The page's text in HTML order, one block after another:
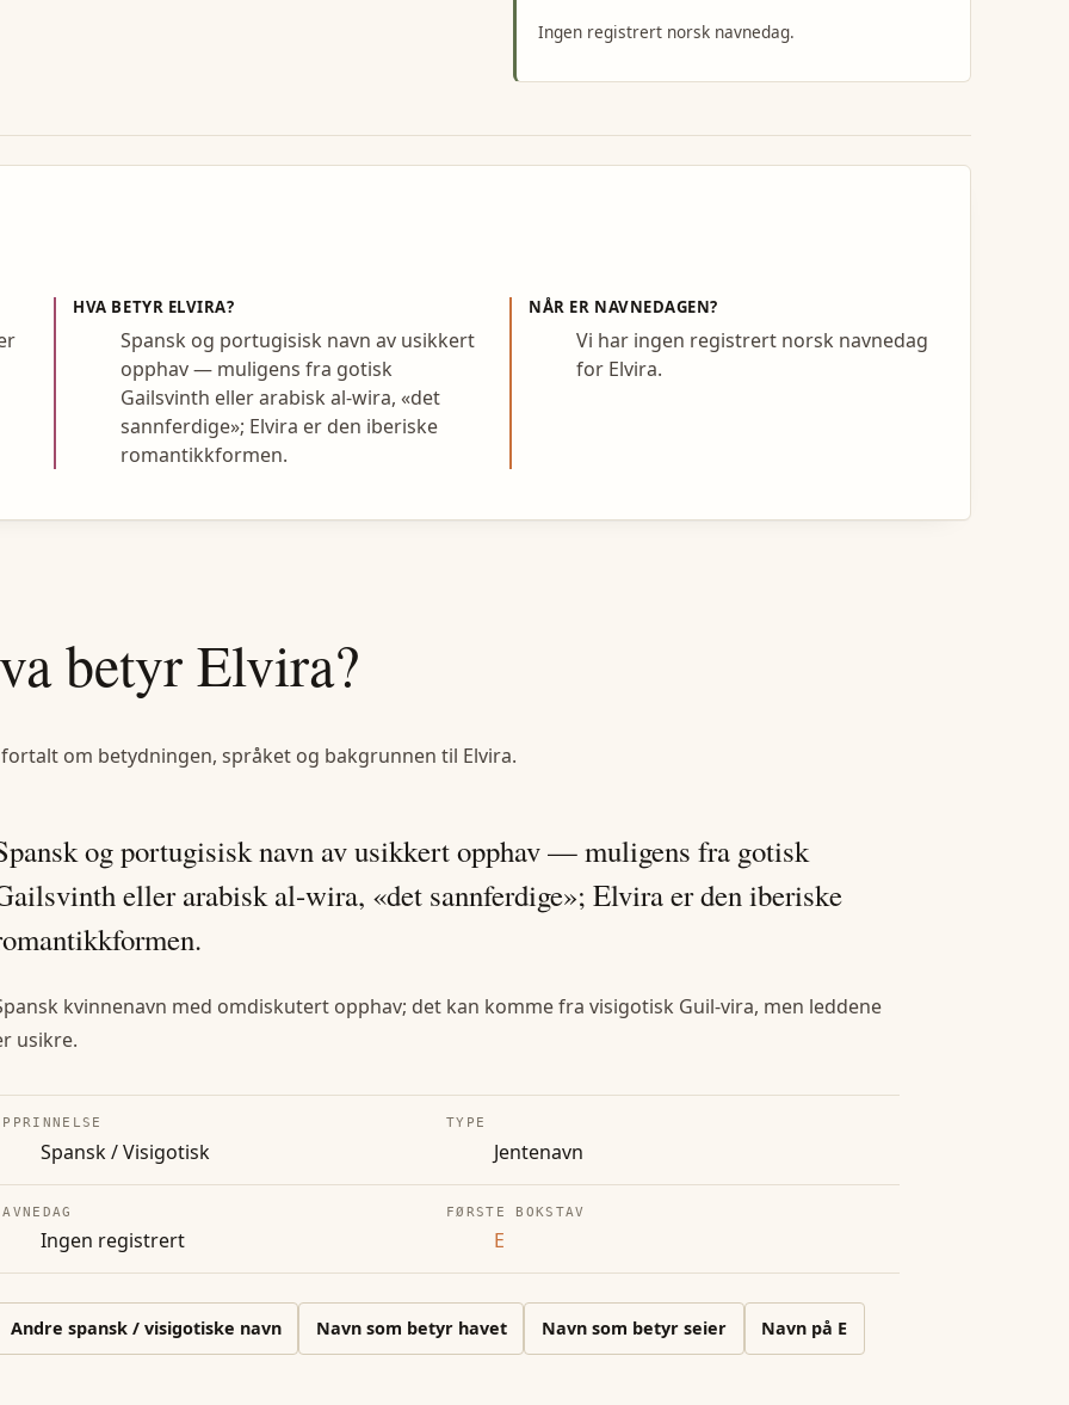
Ingen registrert norsk navnedag.
HVA BETYR ELVIRA?
Spansk og portugisisk navn av usikkert
opphav — muligens fra gotisk
Gailsvinth eller arabisk al-wira, «det
sannferdige»; Elvira er den iberiske
romantikkformen.
NÅR ER NAVNEDAGEN?
Vi har ingen registrert norsk navnedag
for Elvira.
betyrElvira?
om betydningen, språket og bakgrunnen til Elvira.
og portugisisk navn av usikkert opphav — muligens fra gotisk
eller arabisk al-wira, «det sannferdige»; Elvira er den iberiske
kvinnenavn med omdiskutert opphav; det kan komme fra visigotisk Guil-vira, men leddene
usikre.
Spansk / Visigotisk
TYPE
Jentenavn
Ingen registrert
FØRSTE BOKSTAV
E
Andre spansk / visigotiske navn Navn som betyr havet Navn som betyr seier Navn på E